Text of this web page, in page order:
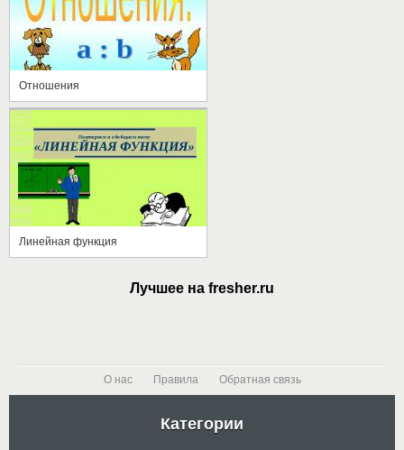
Отношения
Линейная функция
Лучшее на fresher.ru
О нас Правила Обратная связь
Категории